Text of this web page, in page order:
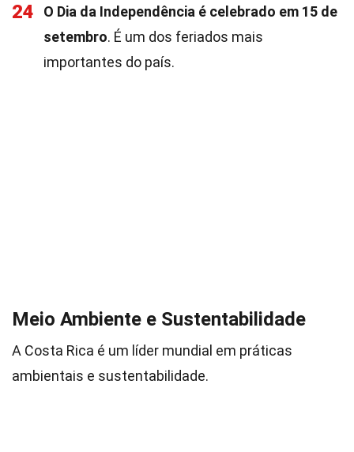
24
O Dia da Independência é celebrado em 15 de
setembro. É um dos feriados mais
importantes do país.
Meio Ambiente e Sustentabilidade
A Costa Rica é um líder mundial em práticas
ambientais e sustentabilidade.